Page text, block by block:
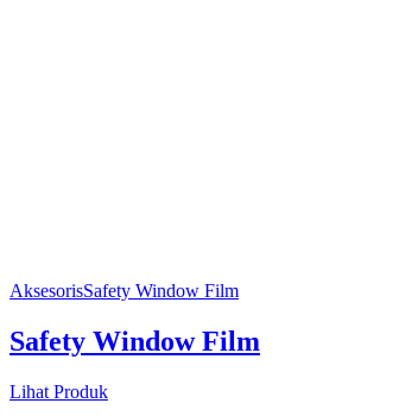
AksesorisSafety Window Film
Safety Window Film
Lihat Produk